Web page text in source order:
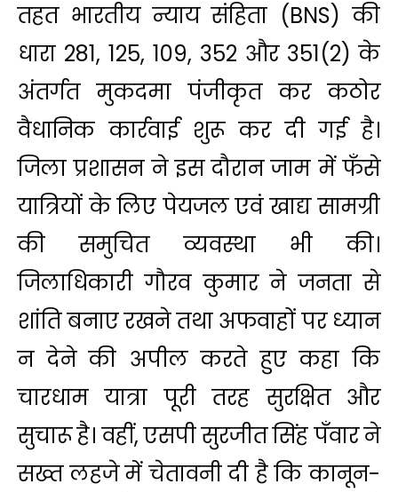
तहत भारतीय न्याय संहिता (BNS) की
धारा 281, 125, 109, 352 और 351(2) के
अंतर्गत मुकदमा पंजीकृत कर कठोर
वैधानिक कार्रवाई शुरू कर दी गई है।
जिला प्रशासन ने इस दौरान जाम में फँसे
यात्रियों के लिए पेयजल एवं खाद्य सामग्री
की समुचित व्यवस्था भी की।
जिलाधिकारी गौरव कुमार ने जनता से
शांति बनाए रखने तथा अफवाहों पर ध्यान
न देने की अपील करते हुए कहा कि
चारधाम यात्रा पूरी तरह सुरक्षित और
सुचारू है। वहीं, एसपी सुरजीत सिंह पँवार ने
सख्त लहजे में चेतावनी दी है कि कानून-